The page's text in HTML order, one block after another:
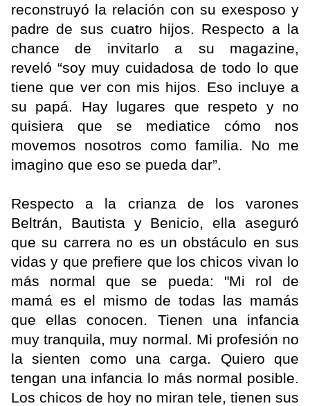
reconstruyó la relación con su exesposo y
padre de sus cuatro hijos. Respecto a la
chance de invitarlo a su magazine,
reveló “soy muy cuidadosa de todo lo que
tiene que ver con mis hijos. Eso incluye a
su papá. Hay lugares que respeto y no
quisiera que se mediatice cómo nos
movemos nosotros como familia. No me
imagino que eso se pueda dar”.
Respecto a la crianza de los varones
Beltrán, Bautista y Benicio, ella aseguró
que su carrera no es un obstáculo en sus
vidas y que prefiere que los chicos vivan lo
más normal que se pueda: "Mi rol de
mamá es el mismo de todas las mamás
que ellas conocen. Tienen una infancia
muy tranquila, muy normal. Mi profesión no
la sienten como una carga. Quiero que
tengan una infancia lo más normal posible.
Los chicos de hoy no miran tele, tienen sus